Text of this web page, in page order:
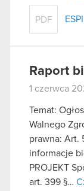
PDF
Raport
1 czerwca
Temat:
Walnego
prawna: Art.
informacje
PROJEKT
art. 399 §…